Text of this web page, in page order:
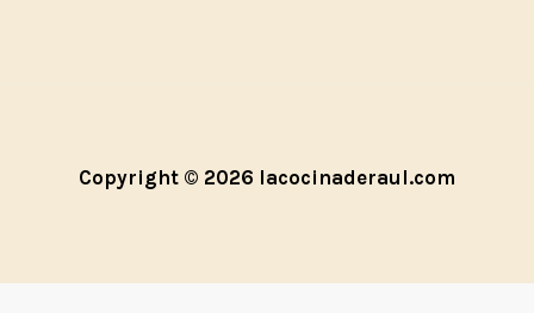
Copyright © 2026 lacocinaderaul.com